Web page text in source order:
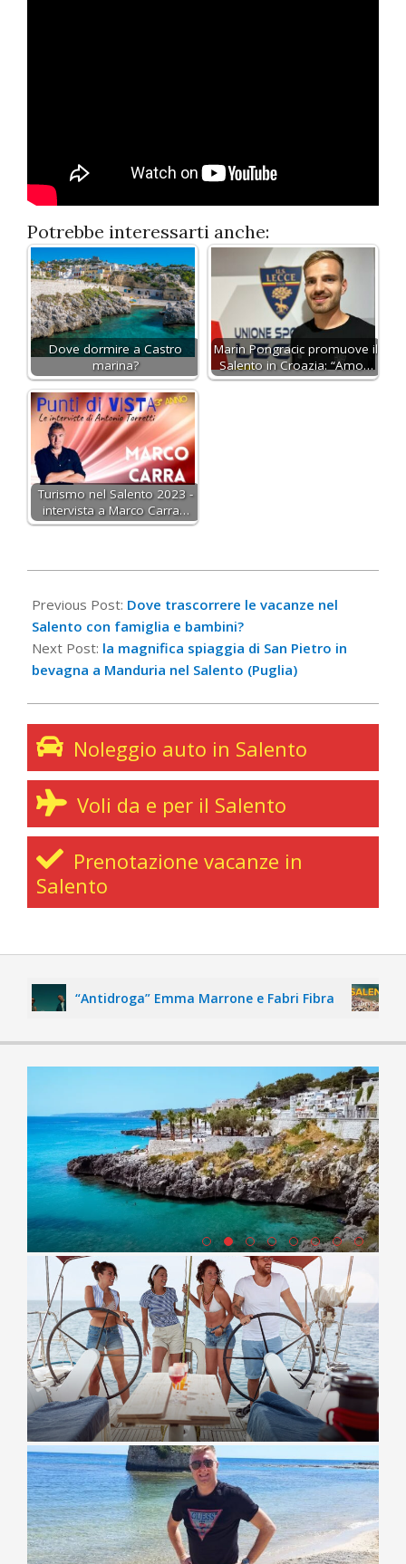
Potrebbe interessarti anche:
Dove dormire a Castro
marina?
Marin Pongracic promuove il
Salento in Croazia: “Amo…
Turismo nel Salento 2023 -
intervista a Marco Carra…
06-
01
Previous Post: Dove trascorrere le vacanze nel
Salento con famiglia e bambini?
Next Post: la magnifica spiaggia di San Pietro in
bevagna a Manduria nel Salento (Puglia)
Noleggio auto in Salento
Voli da e per il Salento
Prenotazione vacanze in
Salento
“Antidroga” Emma Marrone e Fabri Fibra